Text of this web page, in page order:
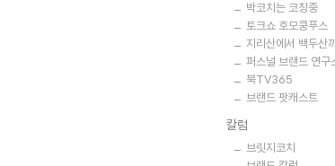
박코치는 코칭중
토크쇼 호모쿵푸스
지리산에서 백두산
퍼스널 브랜드 연구
북TV365
브랜드 팟캐스트
칼럼
브릿지코치